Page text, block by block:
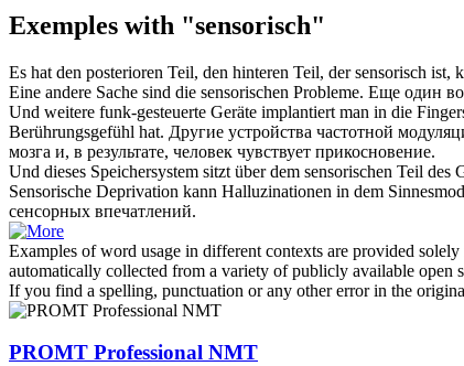
Exemples with "sensorisch"
Es hat den posterioren Teil, den hinteren Teil, dersensorisch ist,
Eine andere Sache sind die sensorischen Probleme. Еще один
Und weitere funk-gesteuerte Geräte implantiert man in die
Berührungsgefühl hat. Другие устройства частотной
мозга и, в результате, человек чувствует прикосновение.
Und dieses Speichersystem sitzt über dem sensorischen Teil des
Sensorische Deprivation kann Halluzinationen in dem
сенсорных впечатлений.
Examples of word usage in different contexts are provided
automatically collected from a variety of publicly available open
If you find a spelling, punctuation or any other error in the
PROMT Professional NMT